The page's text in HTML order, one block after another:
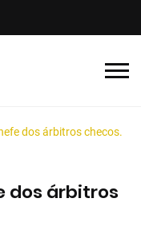
dos árbitros checos.
dos árbitros